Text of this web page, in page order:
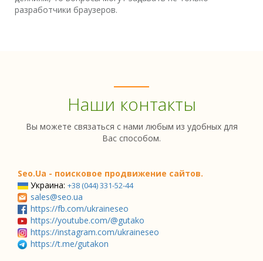
разработчики браузеров.
Наши контакты
Вы можете связаться с нами любым из удобных для
Вас способом.
Seo.Ua - поисковое продвижение сайтов.
Украина: +38 (044) 331-52-44
sales@seo.ua
https://fb.com/ukraineseo
https://youtube.com/@gutako
https://instagram.com/ukraineseo
https://t.me/gutakon